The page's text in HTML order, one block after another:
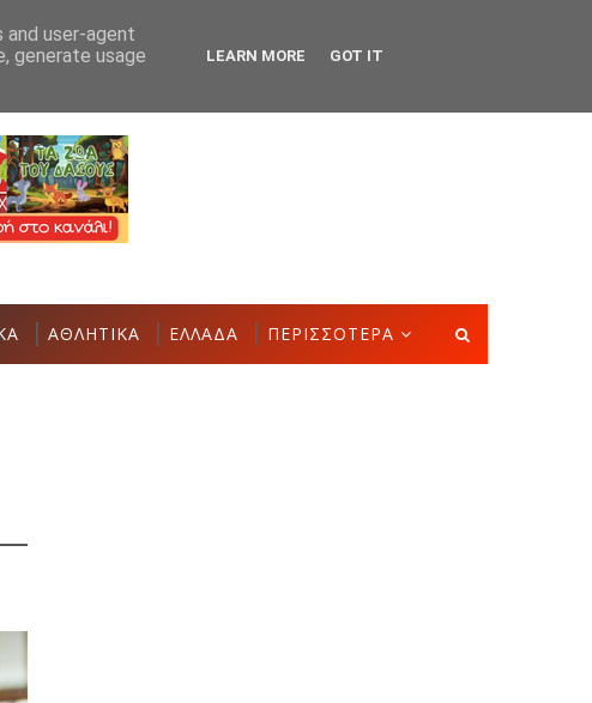
στην Έκθεση Τοπικών Προϊόντων και Δημιουργιών
ΑΘΛΗΤΙΚΑ ΕΛΛΑΔΑ ΠΕΡΙΣΣΟΤΕΡΑ
user-agent
generate usage
LEARN MORE GOT IT